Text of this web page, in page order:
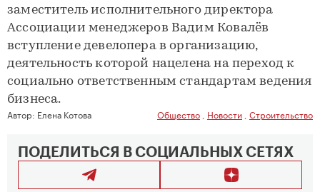
заместитель исполнительного директора
Ассоциации менеджеров Вадим Ковалёв
вступление девелопера в организацию,
деятельность которой нацелена на переход к
социально ответственным стандартам ведения
бизнеса.
Автор: Елена Котова Общество Новости Строительство
ПОДЕЛИТЬСЯ В СОЦИАЛЬНЫХ СЕТЯХ